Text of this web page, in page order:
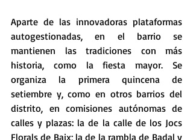
Aparte de las innovadoras plataformas
autogestionadas, en el barrio se
mantienen las tradiciones con más
historia, como la fiesta mayor. Se
organiza la primera quincena de
setiembre y, como en otros barrios del
distrito, en comisiones autónomas de
calles y plazas: la de la calle de los Jocs
Florals de Baix; la de la rambla de Badal y